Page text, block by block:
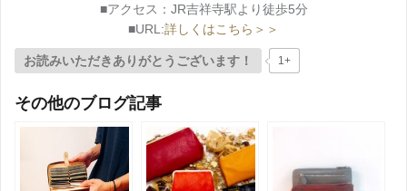
■アクセス：JR吉祥寺駅より徒歩5分
■URL:詳しくはこちら＞＞
お読みいただきありがとうございます！ 1+
その他のブログ記事